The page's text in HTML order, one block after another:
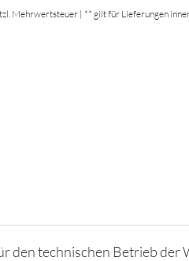
Mehrwertsteuer | ** gilt für Lieferungen
den technischen Betrieb